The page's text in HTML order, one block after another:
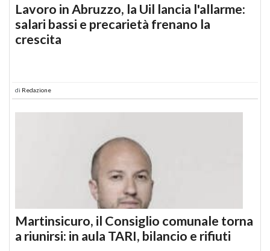
Lavoro in Abruzzo, la Uil lancia l'allarme:
salari bassi e precarietà frenano la
crescita
di Redazione
Martinsicuro, il Consiglio comunale torna
a riunirsi: in aula TARI, bilancio e rifiuti